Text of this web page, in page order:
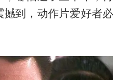
撼到，动作片爱好者必